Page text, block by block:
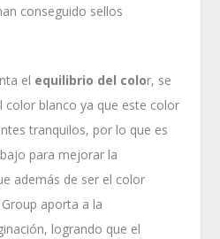
conseguido sellos
el equilibrio del color, se
blanco ya que este color
tranquilos, por lo que es
para mejorar la
además de ser el color
aporta a la
logrando que el